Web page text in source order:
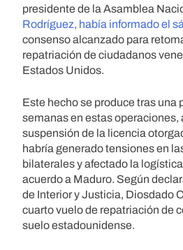
presidente de la Asamblea
Rodríguez, había informado el
consenso alcanzado para
repatriación de ciudadanos
Estados Unidos.
Este hecho se produce tras una
semanas en estas operaciones,
suspensión de la licencia
habría generado tensiones en
bilaterales y afectado la
acuerdo a Maduro. Según
de Interior y Justicia, Diosdado
cuarto vuelo de repatriación de
suelo estadounidense.